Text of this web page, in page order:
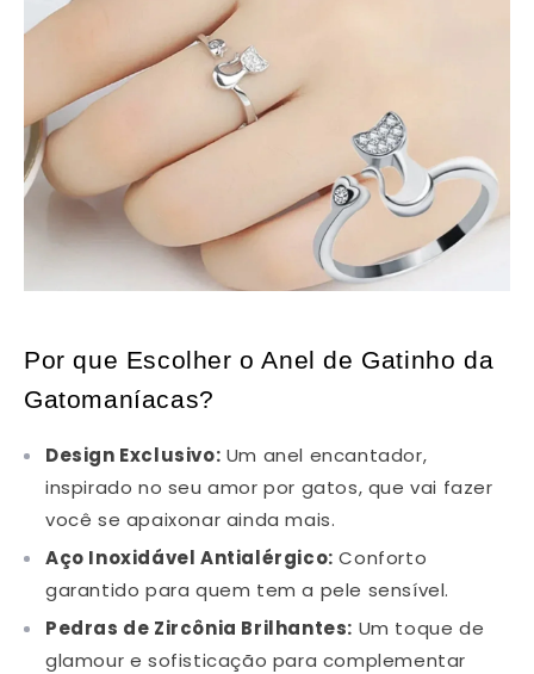
Por que Escolher o Anel de Gatinho da
Gatomaníacas?
Design Exclusivo: Um anel encantador,
inspirado no seu amor por gatos, que vai fazer
você se apaixonar ainda mais.
Aço Inoxidável Antialérgico: Conforto
garantido para quem tem a pele sensível.
Pedras de Zircônia Brilhantes: Um toque de
glamour e sofisticação para complementar